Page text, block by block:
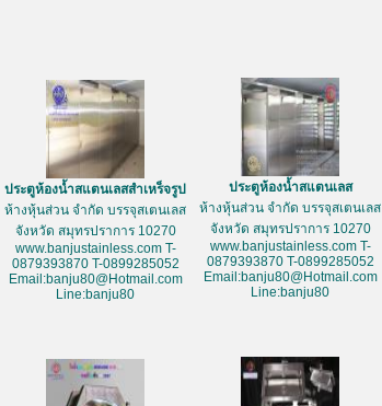
ประตูห้องน้ำสแตนเลสสำเหร็จรูป
ห้างหุ้นส่วน จำกัด บรรจุสเตนเลส
จังหวัด สมุทรปราการ 10270
www.banjustainless.com T-
0879393870 T-0899285052
Email:banju80@Hotmail.com
Line:banju80
ประตูห้องน้ำสแตนเลส
ห้างหุ้นส่วน จำกัด บรรจุสเตนเลส
จังหวัด สมุทรปราการ 10270
www.banjustainless.com T-
0879393870 T-0899285052
Email:banju80@Hotmail.com
Line:banju80